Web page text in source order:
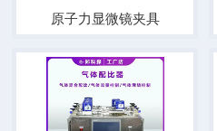
原子力显微镜夹具